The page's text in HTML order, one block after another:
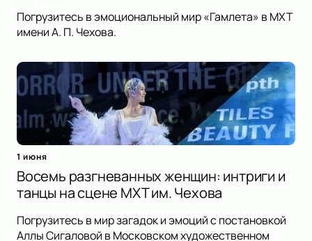
Погрузитесь в эмоциональный мир «Гамлета» в МХТ
имени А. П. Чехова.
1 июня
Восемь разгневанных женщин: интриги и
танцы на сцене МХТ им. Чехова
Погрузитесь в мир загадок и эмоций с постановкой
Аллы Сигаловой в Московском художественном